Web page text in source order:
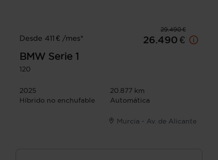
29.490 €
Desde 411 € /mes*
26.490 €
BMW Serie 1
120
2025
20.877 km
Híbrido no enchufable
Automática
Murcia - Av. de Alicante